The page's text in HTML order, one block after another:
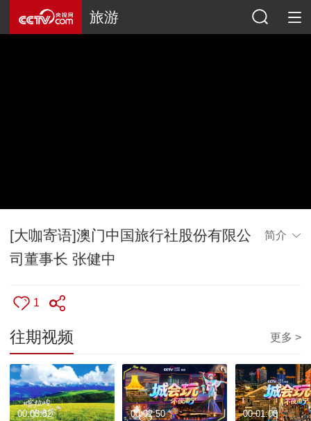
旅游
[大咖寄语]澳门中国旅行社股份有限公
司董事长 张健中
简介
1
往期视频 更多 >
00:03:32 00:02:50 00:01:00